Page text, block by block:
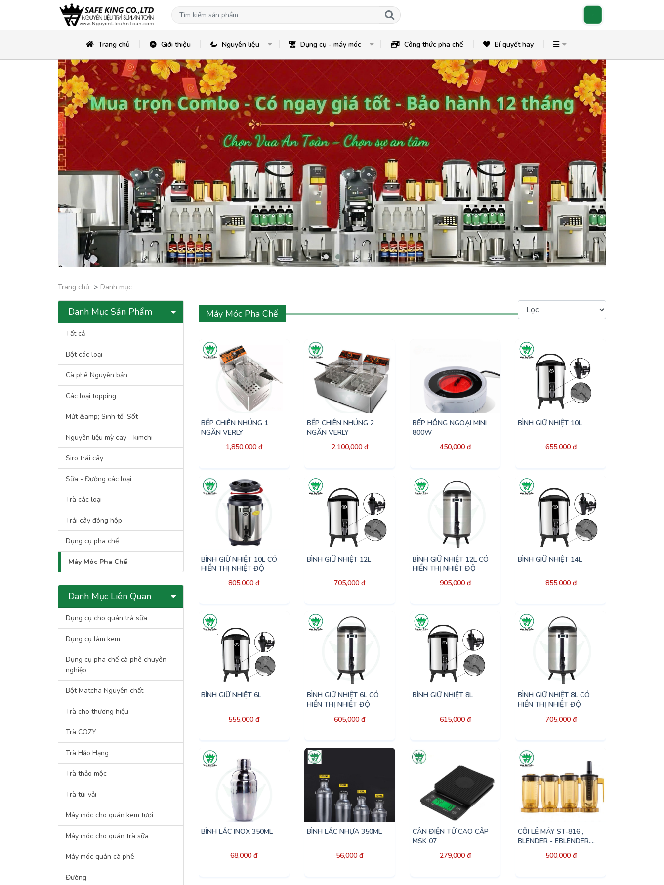
Trang chủ Giới thiệu Nguyên liệu Dụng cụ - máy móc Công thức pha chế Bí quyết hay
Trang chủ Danh mục
Danh Mục Sản Phẩm
Tất cả
Bột các loại
Cà phê Nguyên bản
Các loại topping
Mứt &amp; Sinh tố, Sốt
Nguyên liệu mỳ cay - kimchi
Siro trái cây
Sữa - Đường các loại
Trà các loại
Trái cây đóng hộp
Dụng cụ pha chế
Máy Móc Pha Chế
Danh Mục Liên Quan
Dụng cụ cho quán trà sữa
Dụng cụ làm kem
Dụng cụ pha chế cà phê chuyên
nghiệp
Bột Matcha Nguyên chất
Trà cho thương hiệu
Trà COZY
Trà Hảo Hạng
Trà thảo mộc
Trà túi vải
Máy móc cho quán kem tươi
Máy móc cho quán trà sữa
Máy móc quán cà phê
Đường
Máy Móc Pha Chế
BẾP CHIÊN NHÚNG 1
NGĂN VERLY
1,850,000 đ
BẾP CHIÊN NHÚNG 2
NGĂN VERLY
2,100,000 đ
BẾP HỒNG NGOẠI MINI
800W
450,000 đ
BÌNH GIỮ NHIỆT 10L
655,000 đ
BÌNH GIỮ NHIỆT 10L CÓ
HIỂN THỊ NHIỆT ĐỘ
805,000 đ
BÌNH GIỮ NHIỆT 12L
705,000 đ
BÌNH GIỮ NHIỆT 12L CÓ
HIỂN THỊ NHIỆT ĐỘ
905,000 đ
BÌNH GIỮ NHIỆT 14L
855,000 đ
BÌNH GIỮ NHIỆT 6L
555,000 đ
BÌNH GIỮ NHIỆT 6L CÓ
HIỂN THỊ NHIỆT ĐỘ
605,000 đ
BÌNH GIỮ NHIỆT 8L
615,000 đ
BÌNH GIỮ NHIỆT 8L CÓ
HIỂN THỊ NHIỆT ĐỘ
705,000 đ
BÌNH LẮC INOX 350ML
68,000 đ
BÌNH LẮC NHỰA 350ML
56,000 đ
CÂN ĐIỆN TỬ CAO CẤP
MSK 07
279,000 đ
CỐI LẺ MÁY ST-816 ,
BLENDER - EBLENDER....
500,000 đ